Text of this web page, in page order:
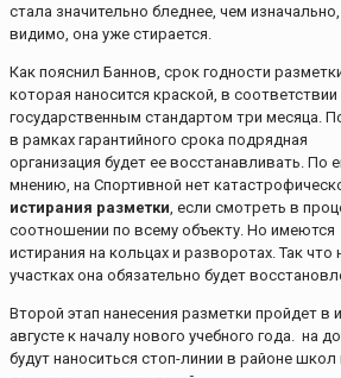
стала значительно бледнее, чем изначально,
видимо, она уже стирается.
Как пояснил Баннов, срок годности
которая наносится краской, в соответствии
государственным стандартом три месяца.
в рамках гарантийного срока подрядная
организация будет ее восстанавливать. По
мнению, на Спортивной нет
истирания разметки, если смотреть в
соотношении по всему объекту. Но имеются
истирания на кольцах и разворотах. Так что
участках она обязательно будет
Второй этап нанесения разметки пройдет в
августе к началу нового учебного года. на
будут наноситься стоп-линии в районе школ